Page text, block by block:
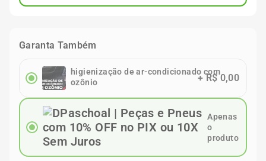
Garanta Também
higienização de ar-condicionado com
ozônio
+R$ 0,00
Apenas
o
produto